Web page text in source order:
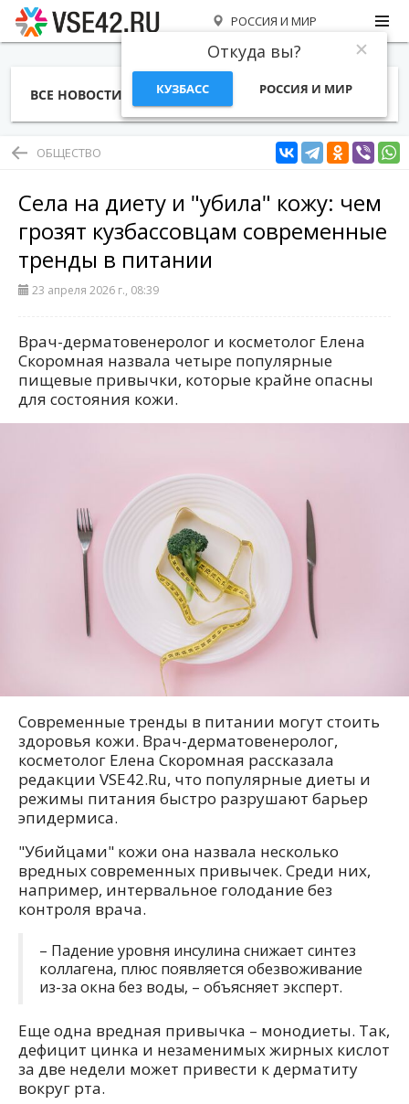
РОССИЯ И МИР
Откуда вы?
КУЗБАСС РОССИЯ И МИР
ВСЕ НОВОСТИ СТАТЬИ ТЕМЫ ФОТО
ОБЩЕСТВО
Села на диету и "убила" кожу: чем
грозят кузбассовцам современные
тренды в питании
23 апреля 2026 г., 08:39
Врач-дерматовенеролог и косметолог Елена
Скоромная назвала четыре популярные
пищевые привычки, которые крайне опасны
для состояния кожи.
Современные тренды в питании могут стоить
здоровья кожи. Врач-дерматовенеролог,
косметолог Елена Скоромная рассказала
редакции VSE42.Ru, что популярные диеты и
режимы питания быстро разрушают барьер
эпидермиса.
"Убийцами" кожи она назвала несколько
вредных современных привычек. Среди них,
например, интервальное голодание без
контроля врача.
– Падение уровня инсулина снижает синтез
коллагена, плюс появляется обезвоживание
из-за окна без воды, – объясняет эксперт.
Еще одна вредная привычка – монодиеты. Так,
дефицит цинка и незаменимых жирных кислот
за две недели может привести к дерматиту
вокруг рта.